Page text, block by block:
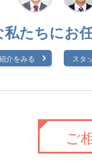
たちにお
介をみる スタ
ご